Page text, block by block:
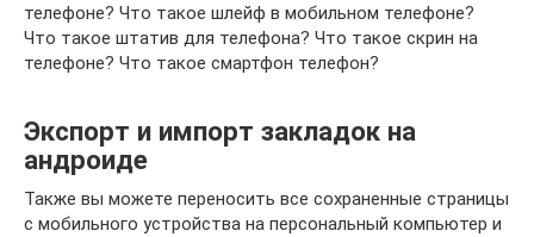
телефоне? Что такое шлейф в мобильном телефоне?
Что такое штатив для телефона? Что такое скрин на
телефоне? Что такое смартфон телефон?
Экспорт и импорт закладок на
андроиде
Также вы можете переносить все сохраненные страницы
с мобильного устройства на персональный компьютер и